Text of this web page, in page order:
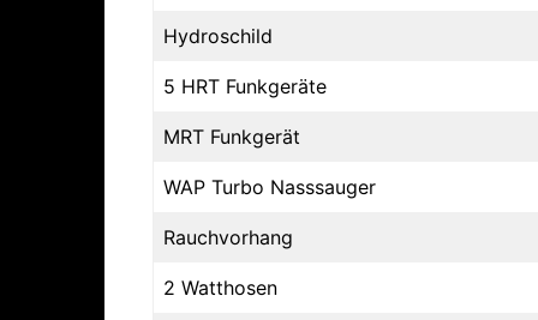
Hydroschild
5 HRT Funkgeräte
MRT Funkgerät
WAP Turbo Nasssauger
Rauchvorhang
2 Watthosen